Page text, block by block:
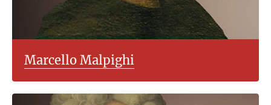
Marcello Malpighi